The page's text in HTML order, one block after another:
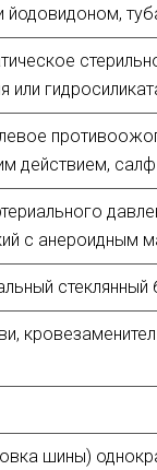
или
с анероидным
стеклянный
шины)